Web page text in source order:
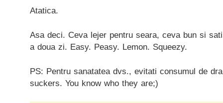
Atatica.
Asa deci. Ceva lejer pentru seara, ceva bun si
a doua zi. Easy. Peasy. Lemon. Squeezy.
PS: Pentru sanatatea dvs., evitati consumul de
suckers. You know who they are;)